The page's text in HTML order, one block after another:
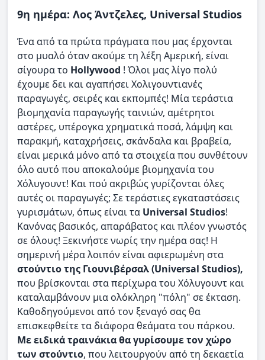
9η ημέρα: Λος Άντζελες, Universal Studios
Ένα από τα πρώτα πράγματα που μας έρχονται
στο μυαλό όταν ακούμε τη λέξη Αμερική, είναι
σίγουρα το Hollywood ! Όλοι μας λίγο πολύ
έχουμε δει και αγαπήσει Χολιγουντιανές
παραγωγές, σειρές και εκπομπές! Μία τεράστια
βιομηχανία παραγωγής ταινιών, αμέτρητοι
αστέρες, υπέρογκα χρηματικά ποσά, λάμψη και
παρακμή, καταχρήσεις, σκάνδαλα και βραβεία,
είναι μερικά μόνο από τα στοιχεία που συνθέτουν
όλο αυτό που αποκαλούμε βιομηχανία του
Χόλυγουντ! Και πού ακριβώς γυρίζονται όλες
αυτές οι παραγωγές; Σε τεράστιες εγκαταστάσεις
γυρισμάτων, όπως είναι τα Universal Studios!
Κανόνας βασικός, απαράβατος και πλέον γνωστός
σε όλους! Ξεκινήστε νωρίς την ημέρα σας! Η
σημερινή μέρα λοιπόν είναι αφιερωμένη στα
στούντιο της Γιουνιβέρσαλ (Universal Studios),
που βρίσκονται στα περίχωρα του Χόλυγουντ και
καταλαμβάνουν μια ολόκληρη "πόλη" σε έκταση.
Καθοδηγούμενοι από τον ξεναγό σας θα
επισκεφθείτε τα διάφορα θεάματα του πάρκου.
Με ειδικά τραινάκια θα γυρίσουμε τον χώρο
των στούντιο, που λειτουργούν από τη δεκαετία